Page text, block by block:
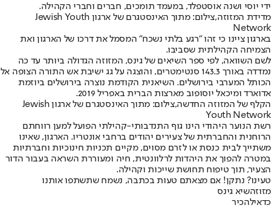
ידי יוסי ושנה אוסטפלד, במעמד תומכים, חברים וחברי הקהילה.
מדידת המזוזה,צילום: מתוך האינסטגרם של ארגון Jewish Youth
Network
בארגון ציינו כי זהו "רגע בלתי נשכח" המסמל את דרכו של הארגון ואת
הצמיחה הקהילתית שסביבו.
לשם השוואה, לפי ספר השיאים של גינס, המזוזה הגדולה ביותר עד כה
נמדדה באורך 143.3 סנטימטרים, והוצגה על גג ישיבת אש התורה הצופה אל
הכותל המערבי בירושלים. השיאנית הקודמת נוצרה בירושלים ביוזמת
אדוארד ומיכאל יוסופוב מארצות הברית באפריל 2019.
הקלף של המזוזה החדשה,צילום: מתוך האינסטגרם של ארגון Jewish
Youth Network
רשת הנוער היהודי הינו גוף התנדבותי-קהילתי הפועל למען רווחתם
הרוחנית והחברתית של צעירים יהודים ברחבי אונטריו. הארגון, שאינו
משתייך לבית כנסת או לזרם מסוים, מקיים תכניות חינוכיות וחברתיות
במטרה להפוך את היהדות לרלוונטית, חיה ומעוררת השראה בעבור הדור
הצעיר, תוך טיפוח תחושת שייכות וקהילה.
טעינו? נתקן! אם מצאתם טעות בכתבה, נשמח שתשתפו אותנו
מזוזהשיא גינס
כדאילהכיר